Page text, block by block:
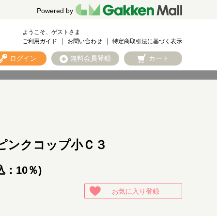
Powered by
ようこそ、ゲストさま
ご利用ガイド
お問い合わせ 特定商取引法に基づく表示
ログイン 無料会員登録 カート
ンクコップ小Ｃ３
：10％)
お気に入り登録